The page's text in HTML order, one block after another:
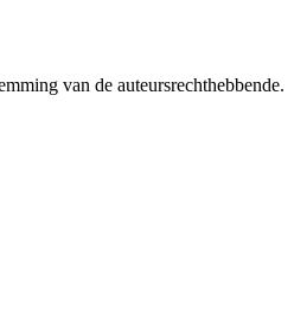
van de auteursrechthebbende.